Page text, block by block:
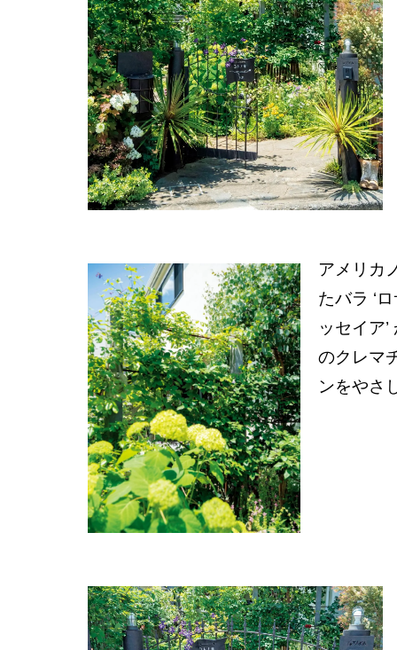
アメリカ
たバラ ‘
ッセイア’
のクレマ
ンをやさ